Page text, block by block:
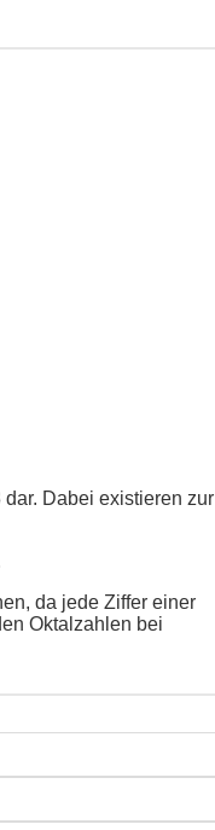
Dabei existieren zur
da jede Ziffer einer
Oktalzahlen bei